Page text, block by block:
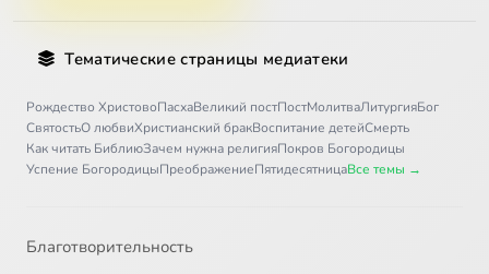
Тематические страницы медиатеки
Рождество ХристовоПасхаВеликий постПостМолитваЛитургияБог
СвятостьО любвиХристианский бракВоспитание детейСмерть
Как читать БиблиюЗачем нужна религияПокров Богородицы
Успение БогородицыПреображениеПятидесятницаВсе темы →
Благотворительность